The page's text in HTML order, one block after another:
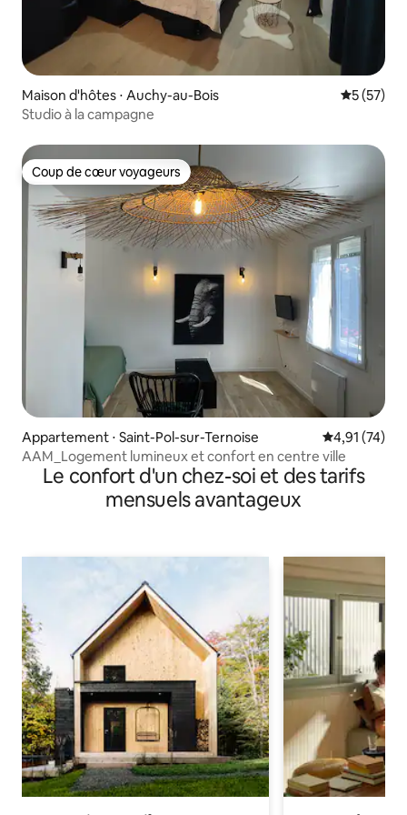
Maison d'hôtes ⋅ Auchy-au-Bois
5 (57)
Studio à la campagne
Coup de cœur voyageurs
Coup de cœur voyageurs
Appartement ⋅ Saint-Pol-sur-Ternoise Évaluation
4,91 (74)
AAM_Logement lumineux et confort en centre ville
Le confort d'un chez-soi et des tarifs
mensuels avantageux